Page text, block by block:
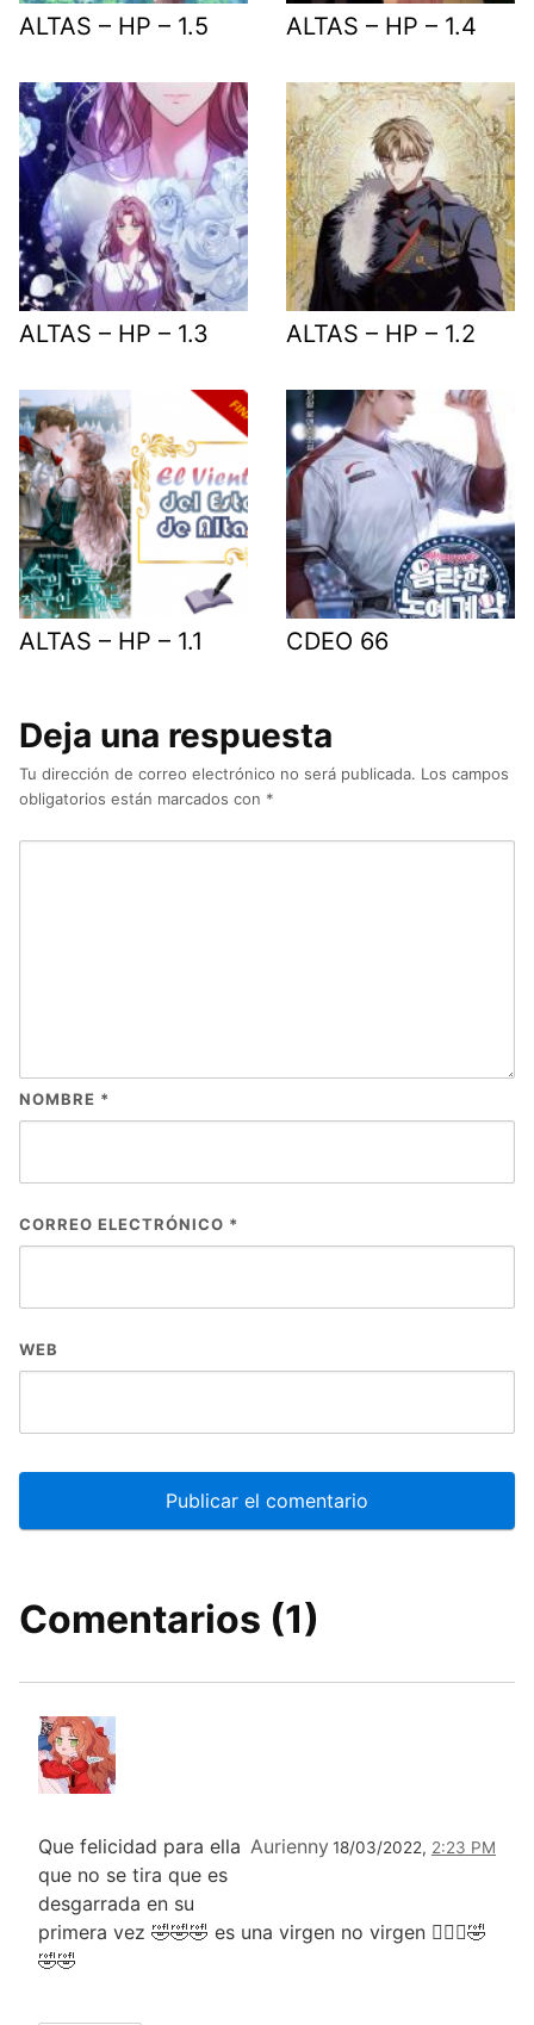
ALTAS – HP – 1.5 ALTAS – HP – 1.4
ALTAS – HP – 1.3 ALTAS – HP – 1.2
ALTAS – HP – 1.1 CDEO 66
Deja una respuesta
Tu dirección de correo electrónico no será publicada. Los campos
obligatorios están marcados con *
NOMBRE *
CORREO ELECTRÓNICO *
WEB
Comentarios (1)
Aurienny18/03/2022, 2:23 PM
Que felicidad para ella
que no se tira que es
desgarrada en su
primera vez 🤣🤣🤣 es una virgen no virgen 🤦🏻‍♀️🤣
🤣🤣